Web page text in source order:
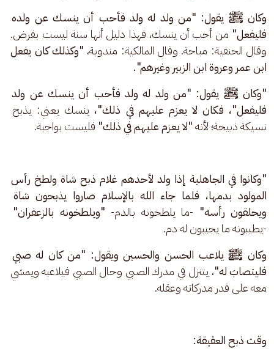
وكان ﷺ يقول: "من ولد له ولد فأحب أن ينسك عن ولده
فليفعل" من أحب أن ينسك، فهذا دليل أنها سنة ليست بفرض.
وقال الحنفية: مباحة. وقال المالكية: مندوبة، "وكذلك كان يفعل
ابن عمر وعروة ابن الزبير وغيرهم".
"وكان ﷺ يقول: "من ولد له ولد فأحب أن ينسك عن ولد
فليفعل"، فكان لا يعزم عليهم في ذلك"، ينسك يعني: يذبح
نسيكة ذبيحة؛ لأنه "لا يعزم عليهم في ذلك" فليست بواجبة.
"وكانوا في الجاهلية إذا ولد لأحدهم غلام ذبح شاة ولطخ رأس
المولود بدمها، فلما جاء الله بالإسلام صاروا يذبحون شاة
ويحلقون رأسه" -ما يلطخونه بالدم- "ويلطخونه بالزعفران"
-يطيبونه ما يجيبون له دم.
وكان ﷺ يلاعب الحسن والحسين ويقول: "من كان له صبي
فليتصابَ له"، يتنزل في مدرك الصبي وحال الصبي فيلاعبه ويمشي
معه على قدر مدركاته وعقله.
وقت ذبح العقيقة: